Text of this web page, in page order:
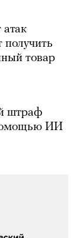
атак
получить
товар
штраф
ИИ